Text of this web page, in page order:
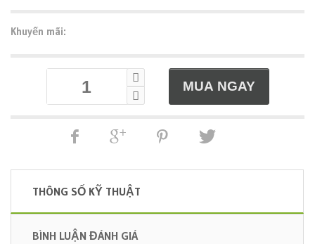
Khuyến mãi:
THÔNG SỐ KỸ THUẬT
BÌNH LUẬN ĐÁNH GIÁ